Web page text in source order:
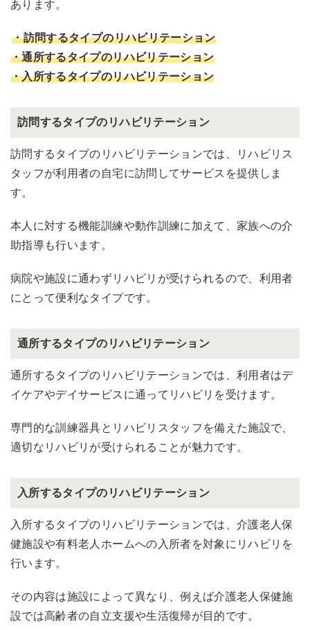
あります。
・訪問するタイプのリハビリテーション
・通所するタイプのリハビリテーション
・入所するタイプのリハビリテーション
訪問するタイプのリハビリテーション
訪問するタイプのリハビリテーションでは、リハビリス
タッフが利用者の自宅に訪問してサービスを提供しま
す。
本人に対する機能訓練や動作訓練に加えて、家族への介
助指導も行います。
病院や施設に通わずリハビリが受けられるので、利用者
にとって便利なタイプです。
通所するタイプのリハビリテーション
通所するタイプのリハビリテーションでは、利用者はデ
イケアやデイサービスに通ってリハビリを受けます。
専門的な訓練器具とリハビリスタッフを備えた施設で、
適切なリハビリが受けられることが魅力です。
入所するタイプのリハビリテーション
入所するタイプのリハビリテーションでは、介護老人保
健施設や有料老人ホームへの入所者を対象にリハビリを
行います。
その内容は施設によって異なり、例えば介護老人保健施
設では高齢者の自立支援や生活復帰が目的です。